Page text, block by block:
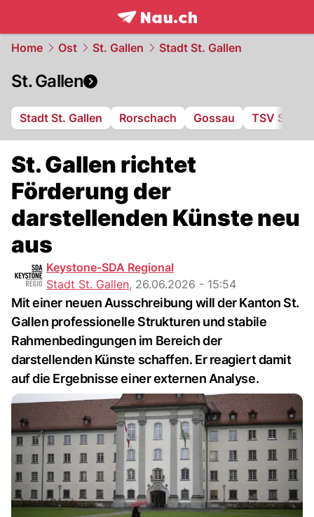
frontpage.NAU.ch
Home Ost St. Gallen Stadt St. Gallen
St. Gallen
Stadt St. Gallen Rorschach Gossau TSV St.
St. Gallen richtet
Förderung der
darstellenden Künste neu
aus
Keystone-SDA Regional
Stadt St. Gallen, 26.06.2026 - 15:54
Mit einer neuen Ausschreibung will der Kanton St.
Gallen professionelle Strukturen und stabile
Rahmenbedingungen im Bereich der
darstellenden Künste schaffen. Er reagiert damit
auf die Ergebnisse einer externen Analyse.